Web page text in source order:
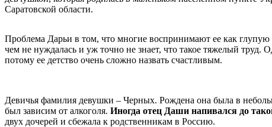
Саратовской области.
Проблема Дарьи в том, что многие воспринимают ее как глупую
чем не нуждалась и уж точно не знает, что такое тяжелый труд.
потому ее детство очень сложно назвать счастливым.
Девичья фамилия девушки – Черных. Рождена она была в
был зависим от алкоголя. Иногда отец Даши напивался до
двух дочерей и сбежала к родственникам в Россию.